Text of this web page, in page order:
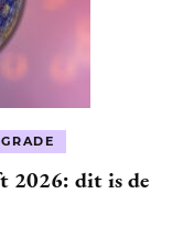
2026: dit is de